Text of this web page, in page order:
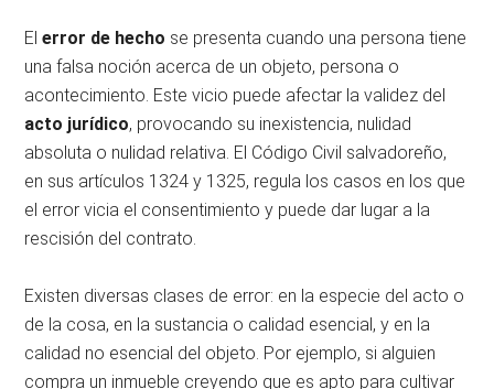
Elerror de hecho se presenta cuando una persona tiene
una falsa noción acerca de un objeto, persona o
acontecimiento. Este vicio puede afectar la validez del
acto jurídico, provocando su inexistencia, nulidad
absoluta o nulidad relativa. El Código Civil salvadoreño,
en sus artículos 1324 y 1325, regula los casos en los que
el error vicia el consentimiento y puede dar lugar a la
rescisión del contrato.
Existen diversas clases de error: en la especie del acto o
de la cosa, en la sustancia o calidad esencial, y en la
calidad no esencial del objeto. Por ejemplo, si alguien
compra un inmueble creyendo que es apto para cultivar